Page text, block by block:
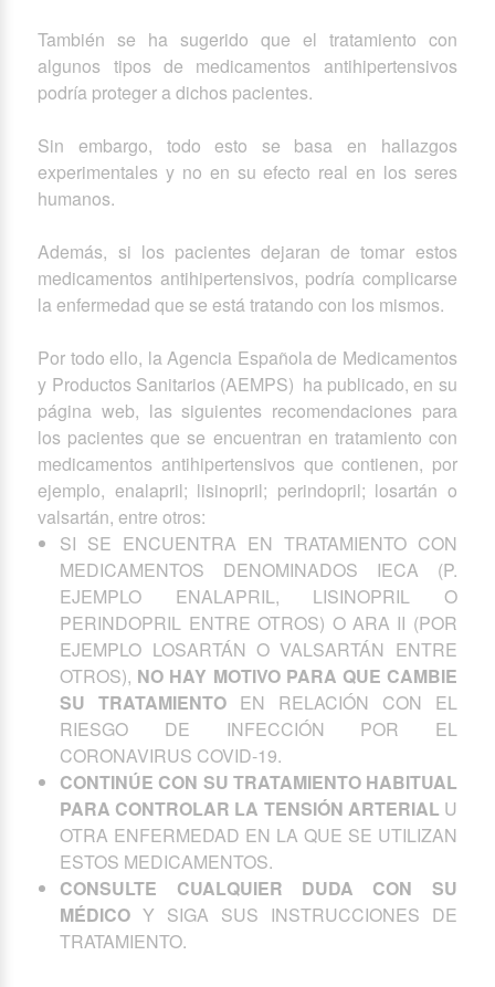
También se ha sugerido que el tratamiento con
algunos tipos de medicamentos antihipertensivos
podría proteger a dichos pacientes.
Sin embargo, todo esto se basa en hallazgos
experimentales y no en su efecto real en los seres
humanos.
Además, si los pacientes dejaran de tomar estos
medicamentos antihipertensivos, podría complicarse
la enfermedad que se está tratando con los mismos.
Por todo ello, la Agencia Española de Medicamentos
y Productos Sanitarios (AEMPS) ha publicado, en su
página web, las siguientes recomendaciones para
los pacientes que se encuentran en tratamiento con
medicamentos antihipertensivos que contienen, por
ejemplo, enalapril; lisinopril; perindopril; losartán o
valsartán, entre otros:
SI SE ENCUENTRA EN TRATAMIENTO CON
MEDICAMENTOS DENOMINADOS IECA (P.
EJEMPLO ENALAPRIL, LISINOPRIL O
PERINDOPRIL ENTRE OTROS) O ARA II (POR
EJEMPLO LOSARTÁN O VALSARTÁN ENTRE
OTROS), NO HAY MOTIVO PARA QUE CAMBIE
SU TRATAMIENTO EN RELACIÓN CON EL
RIESGO DE INFECCIÓN POR EL
CORONAVIRUS COVID-19.
CONTINÚE CON SU TRATAMIENTO HABITUAL
PARA CONTROLAR LA TENSIÓN ARTERIAL U
OTRA ENFERMEDAD EN LA QUE SE UTILIZAN
ESTOS MEDICAMENTOS.
CONSULTE CUALQUIER DUDA CON SU
MÉDICOY SIGA SUS INSTRUCCIONES DE
TRATAMIENTO.